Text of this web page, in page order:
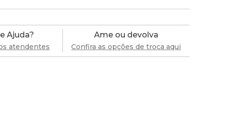
Ajuda?
atendentes
Ame ou devolva
Confira as opções de troca aqui